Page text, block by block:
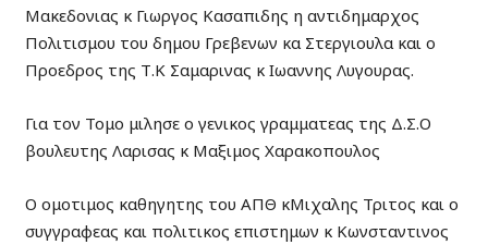
Μακεδονιας κ Γιωργος Κασαπιδης η αντιδημαρχος
Πολιτισμου του δημου Γρεβενων κα Στεργιουλα και ο
Προεδρος της Τ.Κ Σαμαρινας κ Ιωαννης Λυγουρας.
Για τον Τομο μιλησε ο γενικος γραμματεας της Δ.Σ.Ο
βουλευτης Λαρισας κ Μαξιμος Χαρακοπουλος
Ο ομοτιμος καθηγητης του ΑΠΘ κΜιχαλης Τριτος και ο
συγγραφεας και πολιτικος επιστημων κ Κωνσταντινος